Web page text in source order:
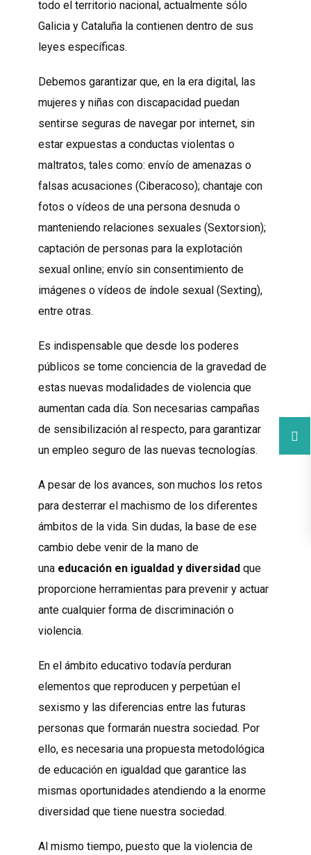
todo el territorio nacional, actualmente sólo
Galicia y Cataluña la contienen dentro de sus
leyes específicas.
Debemos garantizar que, en la era digital, las
mujeres y niñas con discapacidad puedan
sentirse seguras de navegar por internet, sin
estar expuestas a conductas violentas o
maltratos, tales como: envío de amenazas o
falsas acusaciones (Ciberacoso); chantaje con
fotos o vídeos de una persona desnuda o
manteniendo relaciones sexuales (Sextorsion);
captación de personas para la explotación
sexual online; envío sin consentimiento de
imágenes o vídeos de índole sexual (Sexting),
entre otras.
Es indispensable que desde los poderes
públicos se tome conciencia de la gravedad de
estas nuevas modalidades de violencia que
aumentan cada día. Son necesarias campañas
de sensibilización al respecto, para garantizar
un empleo seguro de las nuevas tecnologías.
A pesar de los avances, son muchos los retos
para desterrar el machismo de los diferentes
ámbitos de la vida. Sin dudas, la base de ese
cambio debe venir de la mano de
una educación en igualdad y diversidad que
proporcione herramientas para prevenir y actuar
ante cualquier forma de discriminación o
violencia.
En el ámbito educativo todavía perduran
elementos que reproducen y perpetúan el
sexismo y las diferencias entre las futuras
personas que formarán nuestra sociedad. Por
ello, es necesaria una propuesta metodológica
de educación en igualdad que garantice las
mismas oportunidades atendiendo a la enorme
diversidad que tiene nuestra sociedad.
Al mismo tiempo, puesto que la violencia de